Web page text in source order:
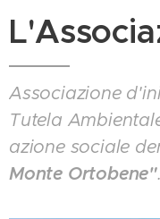
Associazione
Tutela
azione sociale
Monte Ortobene".